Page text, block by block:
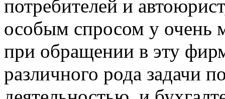
потребителей и
особым спросом у очень
при обращении в эту
различного рода задачи